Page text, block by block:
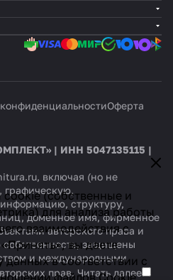
(собственные и
для анализа работы
взаимодействия с
вы даете
данных в соответствии с
файлов Cookie..
Оферта
| ИНН 5047135115 |
включая (но не
графическую,
структуру,
доменное имя, фирменное
авторского права и
собственность, защищены
и международными
прав. Читать далее